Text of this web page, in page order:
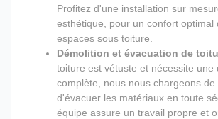
Profitez d'une installation sur
esthétique, pour un confort optimal
espaces sous toiture.
Démolition et évacuation de
toiture est vétuste et nécessite une
complète, nous nous chargeons
d'évacuer les matériaux en toute
équipe assure un travail propre et